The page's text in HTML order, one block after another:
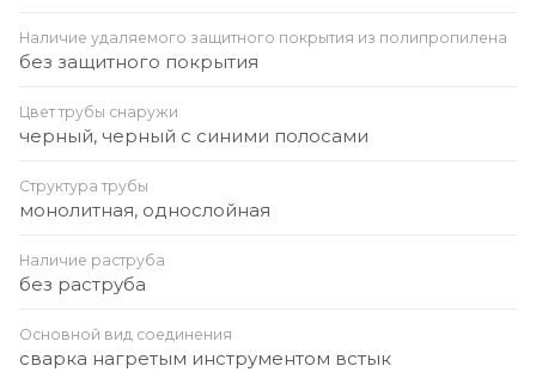
Наличие удаляемого защитного покрытия из полипропилена
без защитного покрытия
Цвет трубы снаружи
черный, черный с синими полосами
Структура трубы
монолитная, однослойная
Наличие раструба
без раструба
Основной вид соединения
сварка нагретым инструментом встык